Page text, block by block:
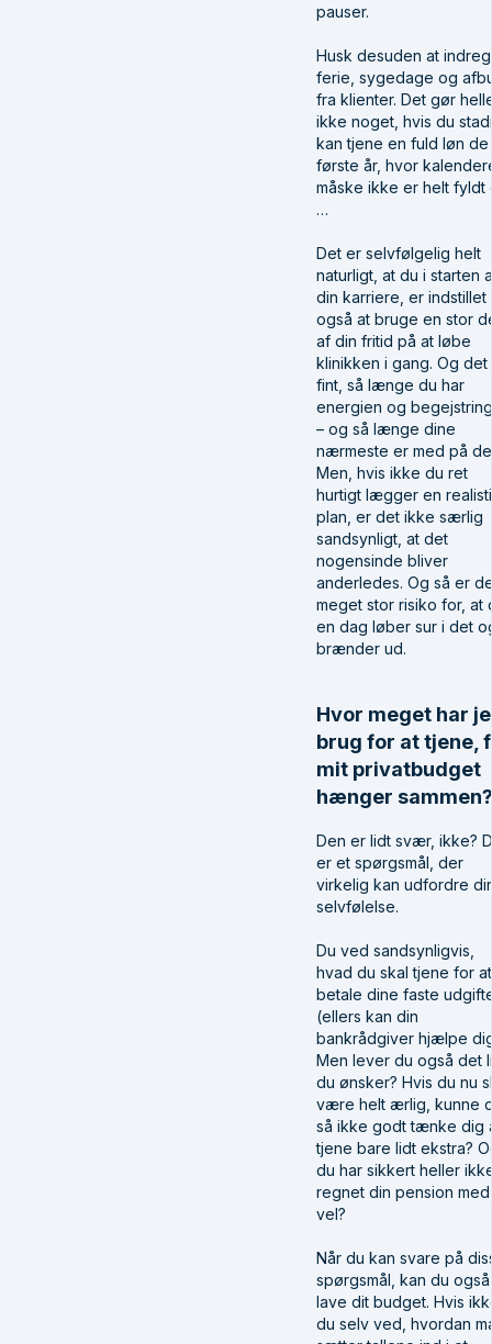
pauser.
Husk desuden at
ferie, sygedage og
fra klienter. Det gør
ikke noget, hvis du
kan tjene en fuld løn de
første år, hvor
måske ikke er helt fyldt
…
Det er selvfølgelig helt
naturligt, at du i starten
din karriere, er indstillet
også at bruge en stor
af din fritid på at løbe
klinikken i gang. Og det
fint, så længe du har
energien og
– og så længe dine
nærmeste er med på
Men, hvis ikke du ret
hurtigt lægger en
plan, er det ikke særlig
sandsynligt, at det
nogensinde bliver
anderledes. Og så er
meget stor risiko for, at
en dag løber sur i det
brænder ud.
Hvor meget har
brug for at tjene,
mit privatbudget
hænger sammen?
Den er lidt svær, ikke?
er et spørgsmål, der
virkelig kan udfordre
selvfølelse.
Du ved sandsynligvis,
hvad du skal tjene for at
betale dine faste
(ellers kan din
bankrådgiver hjælpe
Men lever du også det
du ønsker? Hvis du nu
være helt ærlig, kunne
så ikke godt tænke dig
tjene bare lidt ekstra?
du har sikkert heller
regnet din pension
vel?
Når du kan svare på
spørgsmål, kan du også
lave dit budget. Hvis
du selv ved, hvordan